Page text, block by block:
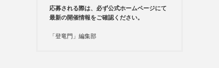
応募される際は、必ず公式ホームページにて
最新の開催情報をご確認ください。
「登竜門」編集部